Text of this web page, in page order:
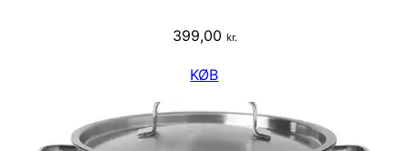
399,00 kr.
KØB